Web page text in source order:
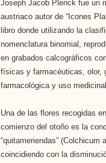
Joseph Jacob Plenck fue un
austriaco autor de “Icones
libro donde utilizando la
nomenclatura binomial,
en grabados calcográficos
físicas y farmacéuticas, olor,
farmacológica y uso
Una de las flores recogidas
comienzo del otoño es la
“quitameriendas” (Colchicum
coincidiendo con la